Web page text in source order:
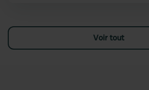
Voir tout